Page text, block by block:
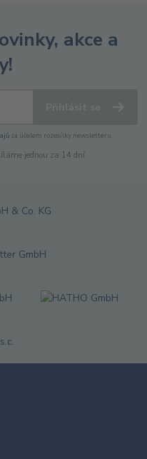
akce a
za účelem rozesílky newsletteru.
jednou za 14 dní.